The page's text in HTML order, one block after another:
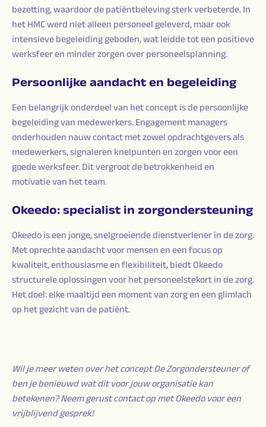
bezetting, waardoor de patiëntbeleving sterk verbeterde. In
het HMC werd niet alleen personeel geleverd, maar ook
intensieve begeleiding geboden, wat leidde tot een positieve
werksfeer en minder zorgen over personeelsplanning.
Persoonlijke aandacht en begeleiding
Een belangrijk onderdeel van het concept is de persoonlijke
begeleiding van medewerkers. Engagement managers
onderhouden nauw contact met zowel opdrachtgevers als
medewerkers, signaleren knelpunten en zorgen voor een
goede werksfeer. Dit vergroot de betrokkenheid en
motivatie van het team.
Okeedo: specialist in zorgondersteuning
Okeedo is een jonge, snelgroeiende dienstverlener in de zorg.
Met oprechte aandacht voor mensen en een focus op
kwaliteit, enthousiasme en flexibiliteit, biedt Okeedo
structurele oplossingen voor het personeelstekort in de zorg.
Het doel: elke maaltijd een moment van zorg en een glimlach
op het gezicht van de patiënt.
Wil je meer weten over het concept De Zorgondersteuner of
ben je benieuwd wat dit voor jouw organisatie kan
betekenen? Neem gerust contact op met Okeedo voor een
vrijblijvend gesprek!